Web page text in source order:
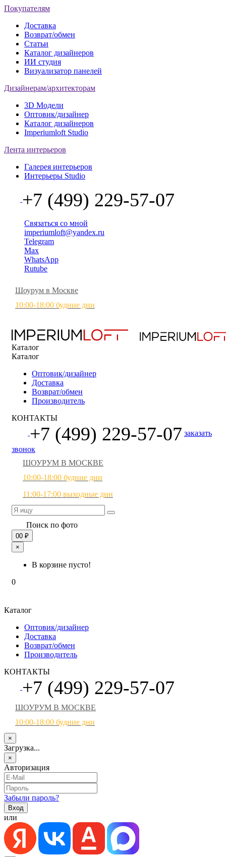
Покупателям
Доставка
Возврат/обмен
Статьи
Каталог дизайнеров
ИИ студия
Визуализатор панелей
Дизайнерам/архитекторам
3D Модели
Оптовик/дизайнер
Каталог дизайнеров
Imperiumloft Studio
Лента интерьеров
Галерея интерьеров
Интерьеры Studio
+7 (499) 229-57-07
Связаться со мной
imperiumloft@yandex.ru
Telegram
Max
WhatsApp
Rutube
Шоурум в Москве
10:00-18:00 будние дни
Каталог
Каталог
Оптовик/дизайнер
Доставка
Возврат/обмен
Производитель
КОНТАКТЫ
+7 (499) 229-57-07 заказать
звонок
ШОУРУМ В МОСКВЕ
10:00-18:00 будние дни
11:00-17:00 выходные дни
Поиск по фото
00 ₽
×
В корзине пусто!
0
Каталог
Оптовик/дизайнер
Доставка
Возврат/обмен
Производитель
КОНТАКТЫ
+7 (499) 229-57-07
ШОУРУМ В МОСКВЕ
10:00-18:00 будние дни
×
Загрузка...
×
Авторизация
Забыли пароль?
или